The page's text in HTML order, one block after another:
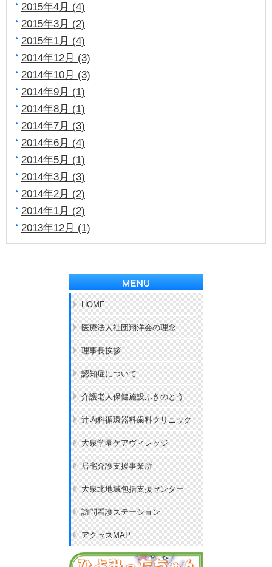
2015年4月 (4)
2015年3月 (2)
2015年1月 (4)
2014年12月 (3)
2014年10月 (3)
2014年9月 (1)
2014年8月 (1)
2014年7月 (3)
2014年6月 (4)
2014年5月 (1)
2014年3月 (3)
2014年2月 (2)
2014年1月 (2)
2013年12月 (1)
HOME
医療法人社団翔洋会の理念
理事長挨拶
認知症について
介護老人保健施設ふきのとう
辻内科循環器科歯科クリニック
大泉学園ケアヴィレッジ
居宅介護支援事業所
大泉北地域包括支援センター
訪問看護ステーション
アクセスMAP